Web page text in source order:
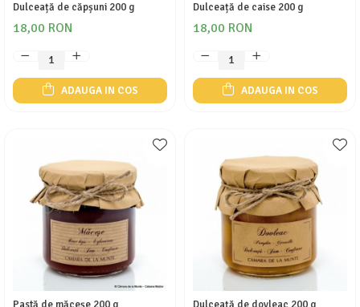
Dulceață de căpșuni 200 g
18,00 RON
ADAUGA IN COS
Dulceață de caise 200 g
18,00 RON
ADAUGA IN COS